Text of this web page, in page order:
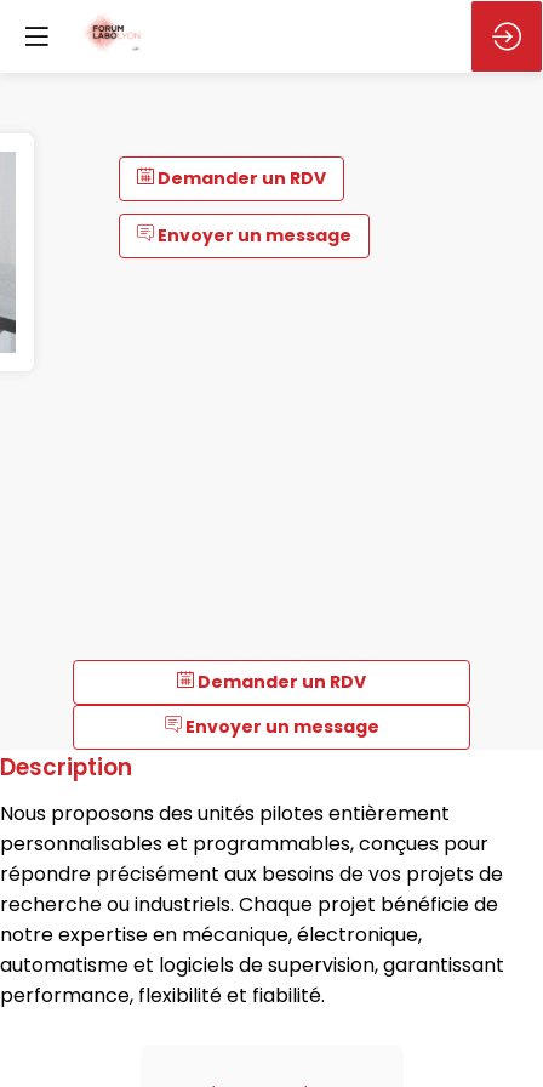
Demander un RDV
Envoyer un message
Demander un RDV
Envoyer un message
Description
Nous proposons des unités pilotes entièrement
personnalisables et programmables, conçues pour
répondre précisément aux besoins de vos projets de
recherche ou industriels. Chaque projet bénéficie de
notre expertise en mécanique, électronique,
automatisme et logiciels de supervision, garantissant
performance, flexibilité et fiabilité.